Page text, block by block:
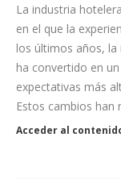
La industria
en el que la
los últimos años,
ha convertido en
expectativas más
Estos cambios
Acceder al